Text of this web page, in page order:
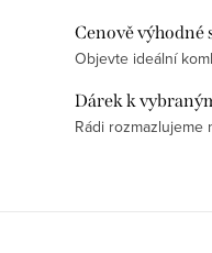
Cenově výhodné
Objevte ideální
Dárek k
Rádi rozmazlujeme